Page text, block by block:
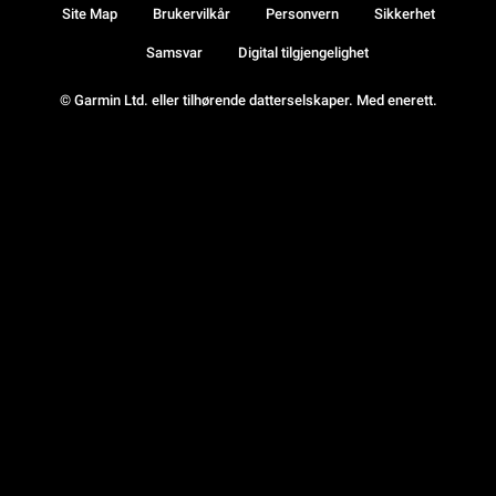
© Garmin Ltd. eller tilhørende datterselskaper. Med enerett.
Site Map Brukervilkår Personvern Sikkerhet
Samsvar Digital tilgjengelighet